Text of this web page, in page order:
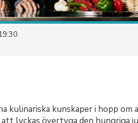
kulinariska kunskaper i hopp om